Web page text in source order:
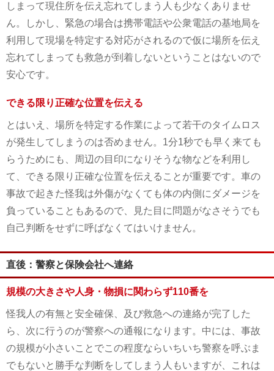
しまって現住所を伝え忘れてしまう人も少なくありませ
ん。しかし、緊急の場合は携帯電話や公衆電話の基地局を
利用して現場を特定する対応がされるので仮に場所を伝え
忘れてしまっても救急が到着しないということはないので
安心です。
できる限り正確な位置を伝える
とはいえ、場所を特定する作業によって若干のタイムロス
が発生してしまうのは否めません。1分1秒でも早く来ても
らうためにも、周辺の目印になりそうな物などを利用し
て、できる限り正確な位置を伝えることが重要です。車の
事故で起きた怪我は外傷がなくても体の内側にダメージを
負っていることもあるので、見た目に問題がなさそうでも
自己判断をせずに呼ばなくてはいけません。
直後：警察と保険会社へ連絡
規模の大きさや人身・物損に関わらず110番を
怪我人の有無と安全確保、及び救急への連絡が完了した
ら、次に行うのが警察への通報になります。中には、事故
の規模が小さいことでこの程度ならいちいち警察を呼ぶま
でもないと勝手な判断をしてしまう人もいますが、これは